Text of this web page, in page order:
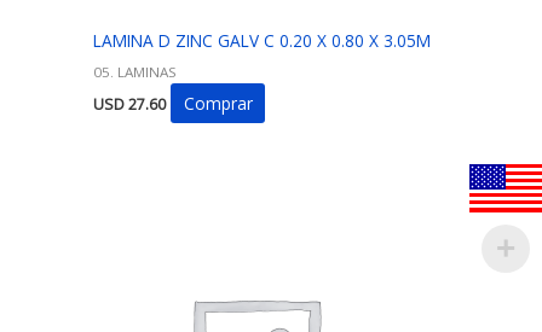
LAMINA D ZINC GALV C 0.20 X 0.80 X 3.05M
05. LAMINAS
USD27.60 Comprar